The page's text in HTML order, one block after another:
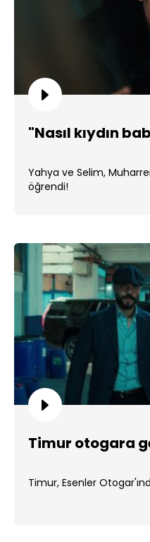
"Nasıl kıydın
Yahya ve Selim,
öğrendi!
Timur otogara
Timur, Esenler